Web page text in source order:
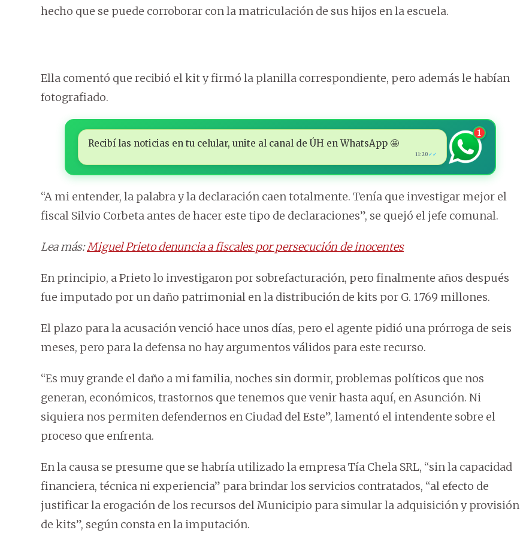
hecho que se puede corroborar con la matriculación de sus hijos en la escuela.
Ella comentó que recibió el kit y firmó la planilla correspondiente, pero además le habían
fotografiado.
Recibí las noticias en tu celular, unite al canal de ÚH en WhatsApp 🤩
11:20 ✓✓
1
“A mi entender, la palabra y la declaración caen totalmente. Tenía que investigar mejor el
fiscal Silvio Corbeta antes de hacer este tipo de declaraciones”, se quejó el jefe comunal.
Lea más:Miguel Prieto denuncia a fiscales por persecución de inocentes
En principio, a Prieto lo investigaron por sobrefacturación, pero finalmente años después
fue imputado por un daño patrimonial en la distribución de kits por G. 1.769 millones.
El plazo para la acusación venció hace unos días, pero el agente pidió una prórroga de seis
meses, pero para la defensa no hay argumentos válidos para este recurso.
“Es muy grande el daño a mi familia, noches sin dormir, problemas políticos que nos
generan, económicos, trastornos que tenemos que venir hasta aquí, en Asunción. Ni
siquiera nos permiten defendernos en Ciudad del Este”, lamentó el intendente sobre el
proceso que enfrenta.
En la causa se presume que se habría utilizado la empresa Tía Chela SRL, “sin la capacidad
financiera, técnica ni experiencia” para brindar los servicios contratados, “al efecto de
justificar la erogación de los recursos del Municipio para simular la adquisición y provisión
de kits”, según consta en la imputación.